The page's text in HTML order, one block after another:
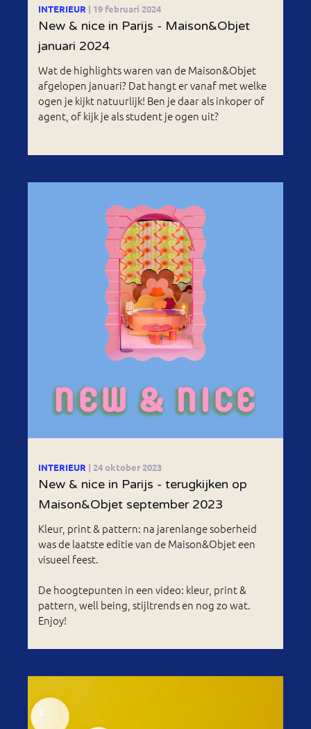
INTERIEUR | 19 februari 2024
New & nice in Parijs - Maison&Objet
januari 2024
Wat de highlights waren van de Maison&Objet
afgelopen januari? Dat hangt er vanaf met welke
ogen je kijkt natuurlijk! Ben je daar als inkoper of
agent, of kijk je als student je ogen uit?
INTERIEUR | 24 oktober 2023
New & nice in Parijs - terugkijken op
Maison&Objet september 2023
Kleur, print & pattern: na jarenlange soberheid
was de laatste editie van de Maison&Objet een
visueel feest.
De hoogtepunten in een video: kleur, print &
pattern, well being, stijltrends en nog zo wat.
Enjoy!